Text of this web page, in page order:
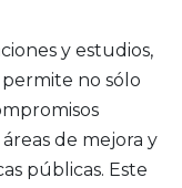
y estudios,
no sólo
de mejora y
públicas. Este